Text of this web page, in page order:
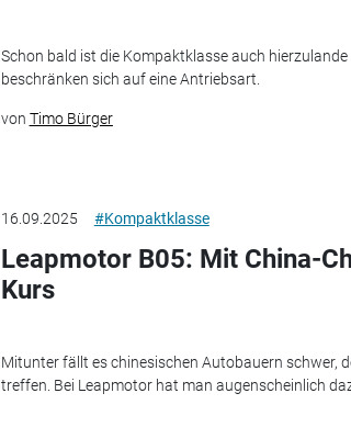
Schon bald ist die Kompaktklasse auch hierzulande
beschränken sich auf eine Antriebsart.
von Timo Bürger
16.09.2025 #Kompaktklasse
Leapmotor B05: Mit China-
Kurs
Mitunter fällt es chinesischen Autobauern schwer,
treffen. Bei Leapmotor hat man augenscheinlich